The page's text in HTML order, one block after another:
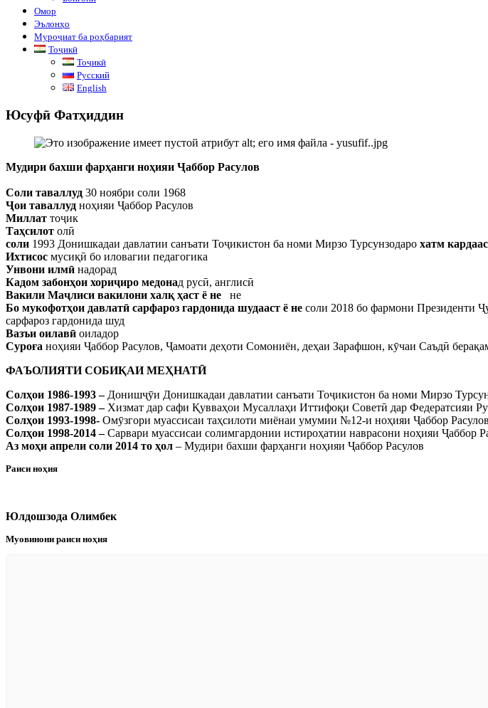
Омор
Эълонҳо
Муроҷиат ба роҳбарият
Тоҷикӣ
Тоҷикӣ
Русский
English
Юсуфӣ Фатҳиддин
Мудири бахши фарҳанги ноҳияи Ҷаббор Расулов
Соли таваллуд 30 ноябри соли 1968
Ҷои таваллуд ноҳияи Ҷаббор Расулов
Миллат тоҷик
Таҳсилот олӣ
соли 1993 Донишкадаи давлатии санъати Тоҷикистон ба номи Мирзо Турсунзодаро хатм
Ихтисос мусиқӣ бо иловагии педагогика
Унвони илмӣ надорад
Кадом забонҳои хориҷиро медонад русӣ, англисӣ
Вакили Маҷлиси вакилони халқ ҳаст ё не
не
Бо мукофотҳои давлатӣ сарфароз гардонида шудааст ё не соли 2018 бо фармони Президенти
сарфароз гардонида шуд
Вазъи оилавӣ оиладор
Суроға ноҳияи Ҷаббор Расулов, Ҷамоати деҳоти Сомониён, деҳаи Зарафшон, кӯчаи Саъдӣ
ФАЪОЛИЯТИ СОБИҚАИ МЕҲНАТӢ
Солҳои 1986-1993 –Донишҷӯи Донишкадаи давлатии санъати Тоҷикистон ба номи Мирзо
Солҳои 1987-1989 –Хизмат дар сафи Қувваҳои Мусаллаҳи Иттифоқи Советӣ дар Федератсияи
Солҳои 1993-1998- Омӯзгори муассисаи таҳсилоти миёнаи умумии №12-и ноҳияи Ҷаббор Расулов
Солҳои 1998-2014 –Сарвари муассисаи солимгардонии истироҳатии наврасони ноҳияи Ҷаббор
Аз моҳи апрели соли 2014 то ҳол – Мудири бахши фарҳанги ноҳияи Ҷаббор Расулов
Раиси ноҳия
Юлдошзода Олимбек
Муовинони раиси ноҳия